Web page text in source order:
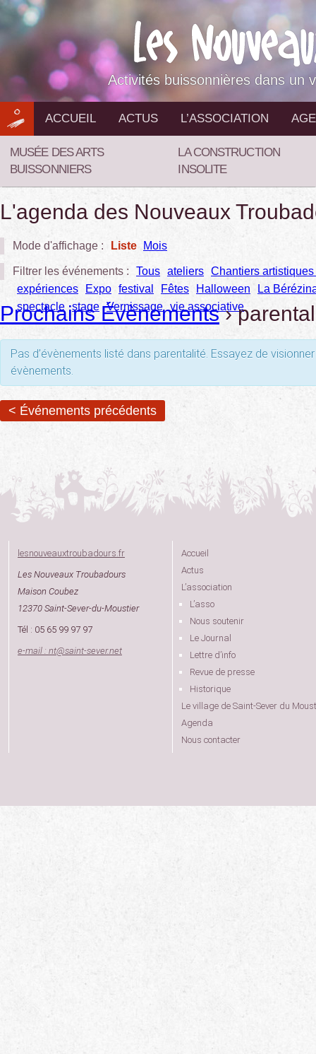
Aller
au
contenu
Activités buissonnières dans un
ACCUEIL ACTUS L’ASSOCIATION
MUSÉE DES ARTS
BUISSONNIERS
LA CONSTRUCTION
INSOLITE
L'agenda des Nouveaux
Mode d'affichage : Liste Mois
Filtrer les événements : Tous ateliers Chantiers
expériences
Expo festival Fêtes Halloween
La
spectacle stage Vernissage vie associative
Prochains Évènements›
Pas d’évènements listé dans parentalité. Essayez de
évènements.
< Événements précédents
lesnouveauxtroubadours.fr
Les Nouveaux Troubadours
Maison Coubez
12370 Saint-Sever-du-Moustier
Tél : 05 65 99 97 97
e-mail : nt@saint-sever.net
Accueil
Actus
L’association
L’asso
Nous soutenir
Le Journal
Lettre d’info
Revue de presse
Historique
Le village de Saint-Sever du
Agenda
Nous contacter